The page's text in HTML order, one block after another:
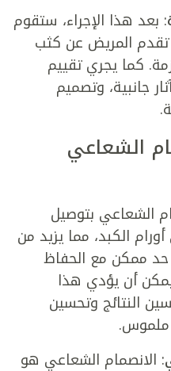
: بعد هذا الإجراء، ستقوم
تقدم المريض عن كثب
كما يجري تقييم
جانبية، وتصميم
الشعاعي
الشعاعي بتوصيل
الكبد، مما يزيد من
حد ممكن مع الحفاظ
أن يؤدي هذا
النتائج وتحسين
ملموس.
: الانصمام الشعاعي هو